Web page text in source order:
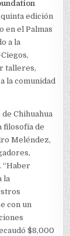
edición
en el Palmas
a la
talleres,
la comunidad
Chihuahua
filosofía de
Meléndez,
“Haber
la
con un
$8,000